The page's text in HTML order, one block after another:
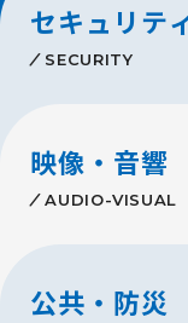
セキュリテ
SECURITY
映像・音響
AUDIO-VISUAL
公共・防災